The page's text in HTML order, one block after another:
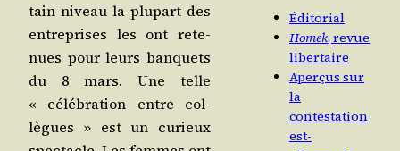
tain niveau la plu­part des
entre­prises les ont rete­
nues pour leurs ban­quets
du 8 mars. Une telle
« célé­bra­tion entre col­
lègues » est un curieux
Éditorial
Homek, revue
libertaire
Aperçus sur
la
contestation
est-